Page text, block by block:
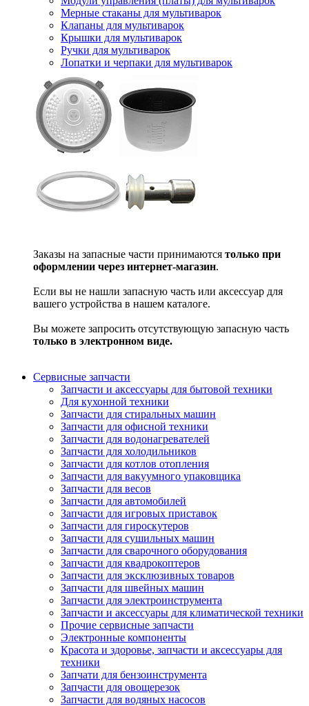
Мерные стаканы для мультиварок
Клапаны для мультиварок
Крышки для мультиварок
Ручки для мультиварок
Лопатки и черпаки для мультиварок
Заказы на запасные части принимаются только при
оформлении через интернет-магазин.
Если вы не нашли запасную часть или аксессуар для
вашего устройства в нашем каталоге.
Вы можете запросить отсутствующую запасную часть
только в электронном виде.
Сервисные запчасти
Запчасти и аксессуары для бытовой техники
Для кухонной техники
Запчасти для стиральных машин
Запчасти для офисной техники
Запчасти для водонагревателей
Запчасти для холодильников
Запчасти для котлов отопления
Запчасти для вакуумного упаковщика
Запчасти для весов
Запчасти для автомобилей
Запчасти для игровых приставок
Запчасти для гироскутеров
Запчасти для сушильных машин
Запчасти для сварочного оборудования
Запчасти для квадрокоптеров
Запчасти для эксклюзивных товаров
Запчасти для швейных машин
Запчасти для электроинструмента
Запчасти и аксессуары для климатической техники
Прочие сервисные запчасти
Электронные компоненты
Красота и здоровье, запчасти и аксессуары для
техники
Запчати для бензоинструмента
Запчасти для овощерезок
Запчасти для водяных насосов